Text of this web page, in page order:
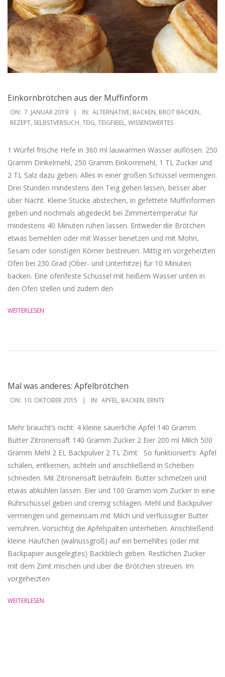
Einkornbrötchen aus der Muffinform
2019-
01-
ON: 7. JANUAR 2019 IN: ALTERNATIVE, BACKEN, BROT BACKEN,
REZEPT, SELBSTVERSUCH, TEIG, TEIGFIBEL, WISSENSWERTES
1 Würfel frische Hefe in 360 ml lauwarmen Wasser auflösen. 250
Gramm Dinkelmehl, 250 Gramm Einkornmehl, 1 TL Zucker und
2 TL Salz dazu geben. Alles in einer großen Schüssel vermengen.
Drei Stunden mindestens den Teig gehen lassen, besser aber
über Nacht. Kleine Stücke abstechen, in gefettete Muffinformen
geben und nochmals abgedeckt bei Zimmertemperatur für
mindestens 40 Minuten ruhen lassen. Entweder die Brötchen
etwas bemehlen oder mit Wasser benetzen und mit Mohn,
Sesam oder sonstigen Körner bestreuen. Mittig im vorgeheizten
Ofen bei 230 Grad (Ober- und Unterhitze) für 10 Minuten
backen. Eine ofenfeste Schüssel mit heißem Wasser unten in
den Ofen stellen und zudem den
WEITERLESEN
Mal was anderes: Apfelbrötchen
2015-
ON: 10. OKTOBER 2015 IN: APFEL, BACKEN, ERNTE
Mehr braucht’s nicht: 4 kleine säuerliche Äpfel 140 Gramm
Butter Zitronensaft 140 Gramm Zucker 2 Eier 200 ml Milch 500
Gramm Mehl 2 EL Backpulver 2 TL Zimt ‎ ‎ So funktioniert’s: Äpfel
schälen, entkernen, achteln und anschließend in Scheiben
schneiden. Mit Zitronensaft beträufeln. Butter schmelzen und
etwas abkühlen lassen. Eier und 100 Gramm vom Zucker in eine
Rührschüssel geben und cremig schlagen. Mehl und Backpulver
vermengen und gemeinsam mit Milch und verflüssigter Butter
verrühren. Vorsichtig die Apfelspalten unterheben. Anschließend
kleine Häufchen (walnussgroß) auf ein bemehltes (oder mit
Backpapier ausgelegtes) Backblech geben. Restlichen Zucker
mit dem Zimt mischen und über die Brötchen streuen. Im
vorgeheizten
WEITERLESEN